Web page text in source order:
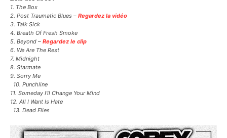
1. The Box
2. Post Traumatic Blues – Regardez la vidéo
3. Talk Sick
4. Breath Of Fresh Smoke
5. Beyond – Regardez le clip
6. We Are The Rest
7. Midnight
8. Starmate
9. Sorry Me
10. Punchline
11. Someday I’ll Change Your Mind
12. All I Want Is Hate
13. Dead Flies